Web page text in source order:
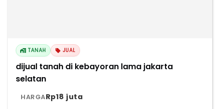
TANAH JUAL
dijual tanah di kebayoran lama jakarta
selatan
HARGARp18 juta